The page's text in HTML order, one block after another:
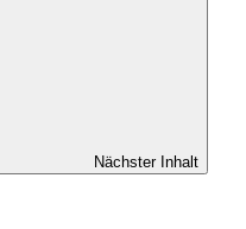
Nächster Inhalt